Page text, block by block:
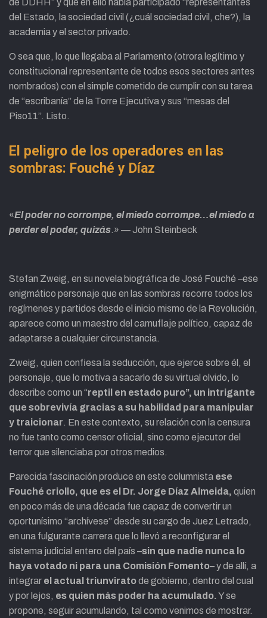
de DDHH” y que en ello había participado “representantes
del Estado, la sociedad civil (¿cuál sociedad civil, che?), la
academia y el sector privado.
O sea que, lo que llegaba al Parlamento (otrora legítimo y
constitucional representante de todos esos sectores antes
nombrados) con el simple cometido de cumplir con su tarea
de “escribanía” de la Torre Ejecutiva y sus “mesas del
Piso11”. Listo.
El peligro de los operadores en las
sombras: Fouché y Díaz
«El poder no corrompe, el miedo corrompe…el miedo a
perder el poder, quizás.» — John Steinbeck
Stefan Zweig, en su novela biográfica de José Fouché –ese
enigmático personaje que en las sombras recorre todos los
regímenes y partidos desde el inicio mismo de la Revolución,
aparece como un maestro del camuflaje político, capaz de
adaptarse a cualquier circunstancia.
Zweig, quien confiesa la seducción, que ejerce sobre él, el
personaje, que lo motiva a sacarlo de su virtual olvido, lo
describe como un “reptil en estado puro”, un intrigante
que sobrevivía gracias a su habilidad para manipular
y traicionar. En este contexto, su relación con la censura
no fue tanto como censor oficial, sino como ejecutor del
terror que silenciaba por otros medios.
Parecida fascinación produce en este columnista ese
Fouché criollo, que es el Dr. Jorge Díaz Almeida, quien
en poco más de una década fue capaz de convertir un
oportunísimo “archívese” desde su cargo de Juez Letrado,
en una fulgurante carrera que lo llevó a reconfigurar el
sistema judicial entero del país –sin que nadie nunca lo
haya votado ni para una Comisión Fomento– y de allí, a
integrar el actual triunviratode gobierno, dentro del cual
y por lejos, es quien más poder ha acumulado.Y se
propone, seguir acumulando, tal como venimos de mostrar.